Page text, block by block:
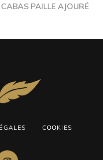
CABAS PAILLE AJOURÉ
COOKIES